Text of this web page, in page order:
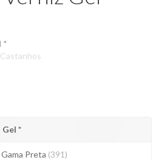
*
*
Preta (391)